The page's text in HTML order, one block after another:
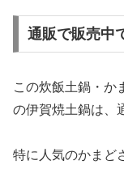
通販で販売中
この炊飯土鍋・か
の伊賀焼土鍋は、
特に人気のかまど